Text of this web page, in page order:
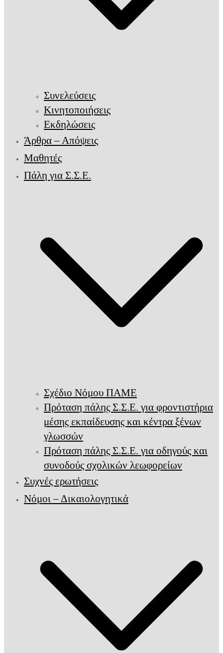
Συνελεύσεις
Κινητοποιήσεις
Εκδηλώσεις
Άρθρα – Απόψεις
Μαθητές
Πάλη για Σ.Σ.Ε.
Σχέδιο Νόμου ΠΑΜΕ
Πρόταση πάλης Σ.Σ.Ε. για φροντιστήρια
μέσης εκπαίδευσης και κέντρα ξένων
γλωσσών
Πρόταση πάλης Σ.Σ.Ε. για οδηγούς και
συνοδούς σχολικών λεωφορείων
Συχνές ερωτήσεις
Νόμοι – Δικαιολογητικά